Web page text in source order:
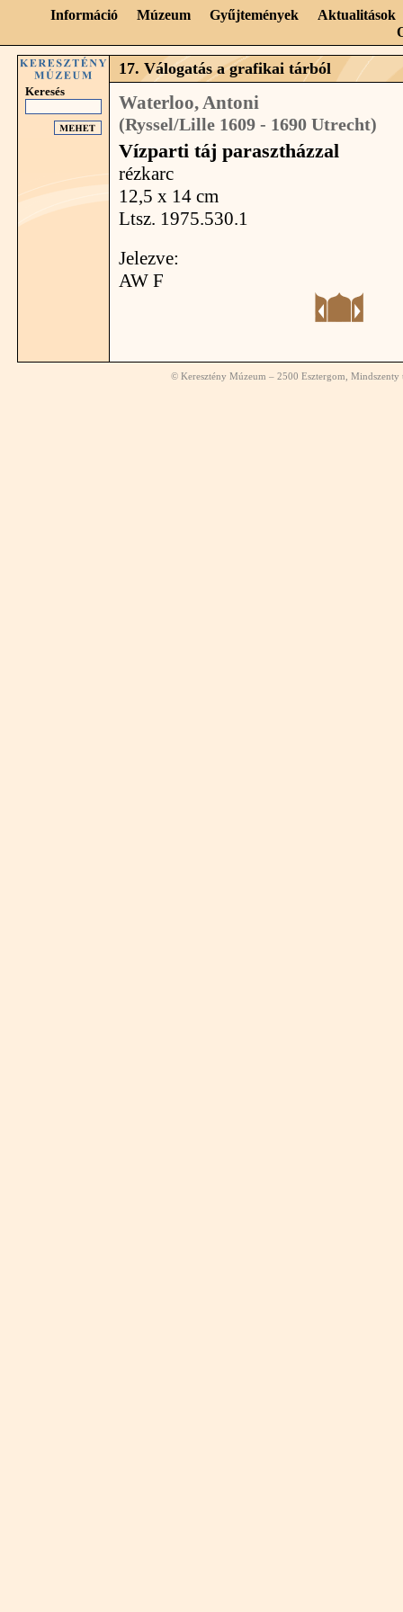
Információ Múzeum Gyűjtemények
Aktualitások
Keresés
17. Válogatás a grafikai tárból
Waterloo, Antoni
(Ryssel/Lille 1609 - 1690 Utrecht)
Vízparti táj parasztházzal
rézkarc
12,5 x 14 cm
Ltsz. 1975.530.1
Jelezve:
AW F
© Keresztény Múzeum – 2500 Esztergom,